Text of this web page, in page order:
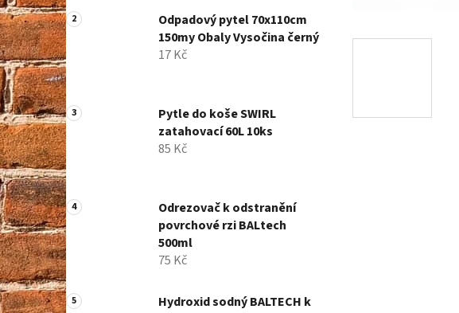
a
n
e
l
Odpadový pytel 70x110cm
150my Obaly Vysočina černý
17 Kč
Pytle do koše SWIRL
zatahovací 60L 10ks
85 Kč
Odrezovač k odstranění
povrchové rzi BALtech
500ml
75 Kč
Hydroxid sodný BALTECH k